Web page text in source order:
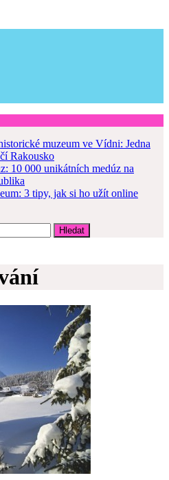
muzeum ve Vídni: Jedna
Rakousko
10 000 unikátních medúz na
3 tipy, jak si ho užít online